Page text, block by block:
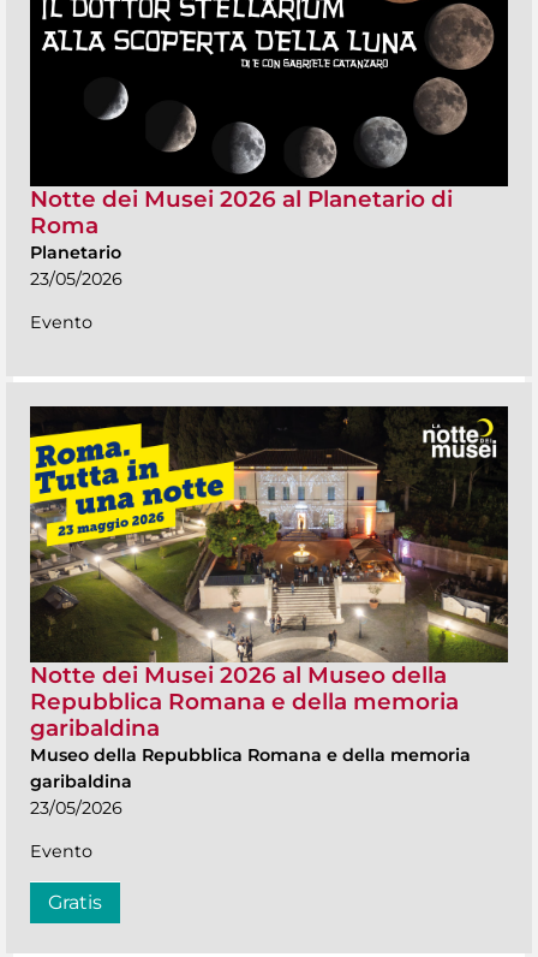
Notte dei Musei 2026 al Planetario di
Roma
Planetario
23/05/2026
Evento
Notte dei Musei 2026 al Museo della
Repubblica Romana e della memoria
garibaldina
Museo della Repubblica Romana e della memoria
garibaldina
23/05/2026
Evento
Gratis